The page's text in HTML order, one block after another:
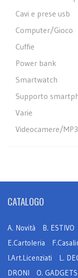
Cavi e prese usb
Computer/Gioco
Cuffie
Power bank
Smartwatch
Supporto
Varie
Videocamere/MP3
CATALOGO
A. Novità B. ESTIVO
E.Cartoleria
I.Art.Licenziati
L.
DRONI
O. GADGETS